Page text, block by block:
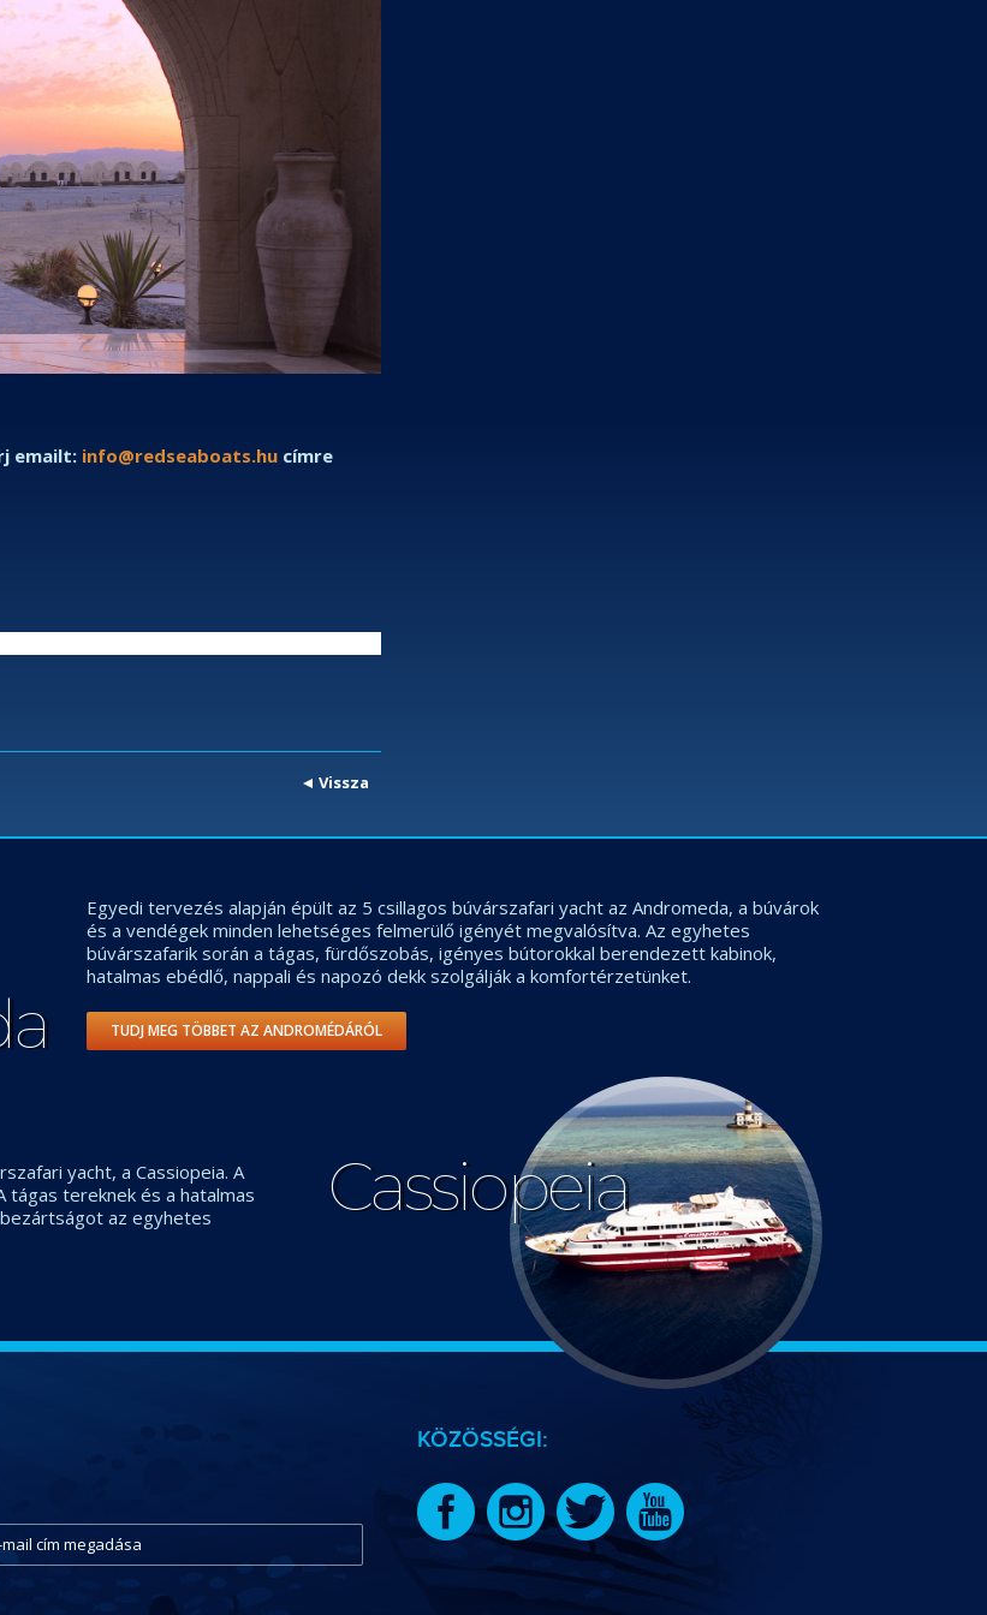
emailt: info@redseaboats.hu címre
Vissza
Egyedi tervezés alapján épült az 5 csillagos búvárszafari yacht az Andromeda, a búvárok
és a vendégek minden lehetséges felmerülő igényét megvalósítva. Az egyhetes
búvárszafarik során a tágas, fürdőszobás, igényes bútorokkal berendezett kabinok,
hatalmas ebédlő, nappali és napozó dekk szolgálják a komfortérzetünket.
TUDJ MEG TÖBBET AZ ANDROMÉDÁRÓL
Cassiopeia
yacht, a Cassiopeia. A
tágas tereknek és a hatalmas
az egyhetes
KÖZÖSSÉGI: